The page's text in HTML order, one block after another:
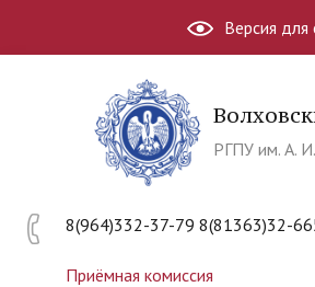
Версия
РГПУ им. А.
8(964)332-37-79 8(81363)32-
Приёмная комиссия